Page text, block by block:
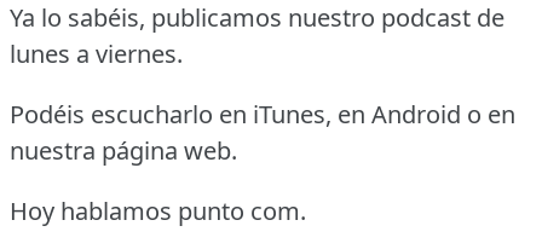
Ya lo sabéis, publicamos nuestro podcast de
lunes a viernes.
Podéis escucharlo en iTunes, en Android o en
nuestra página web.
Hoy hablamos punto com.